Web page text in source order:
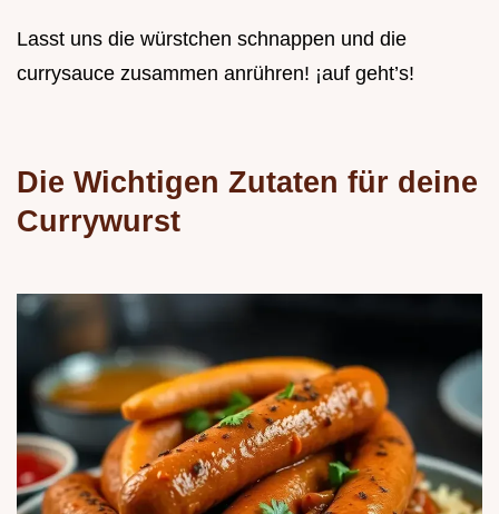
Lasst uns die würstchen schnappen und die
currysauce zusammen anrühren! ¡auf geht’s!
Die Wichtigen Zutaten für deine
Currywurst